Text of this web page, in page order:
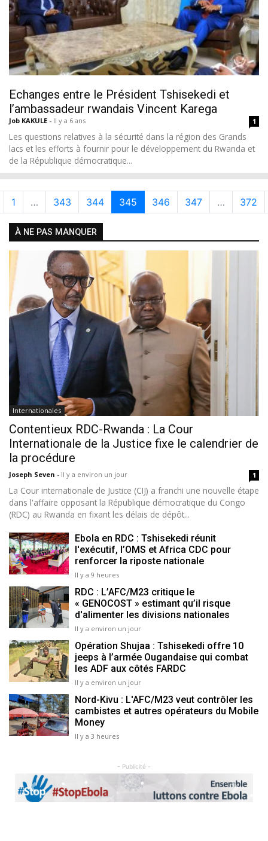
Echanges entre le Président Tshisekedi et
l’ambassadeur rwandais Vincent Karega
Job KAKULE - Il y a 6 ans 1
Les questions relatives à la sécurité dans la région des Grands
lacs et les efforts à fournir pour le développement du Rwanda et
de la République démocratique...
1 … 343 344 345 346 347 … 372
À NE PAS MANQUER
Internationales
Contentieux RDC-Rwanda : La Cour
Internationale de la Justice fixe le calendrier de
la procédure
Joseph Seven - Il y a environ un jour 1
La Cour internationale de Justice (CIJ) a franchi une nouvelle étape
dans l'affaire opposant la République démocratique du Congo
(RDC) au Rwanda en fixant les délais de dépôt...
Ebola en RDC : Tshisekedi réunit
l'exécutif, l’OMS et Africa CDC pour
renforcer la riposte nationale
Il y a 9 heures
RDC : L’AFC/M23 critique le
« GENOCOST » estimant qu’il risque
d'alimenter les divisions nationales
Il y a environ un jour
Opération Shujaa : Tshisekedi offre 10
jeeps à l’armée Ougandaise qui combat
les ADF aux côtés FARDC
Il y a environ un jour
Nord-Kivu : L'AFC/M23 veut contrôler les
cambistes et autres opérateurs du Mobile
Money
Il y a 3 heures
- Publicité -
Previous Next